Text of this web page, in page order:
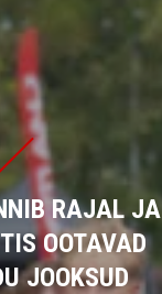
RAJAL JA
OOTAVAD
JOOKSUD